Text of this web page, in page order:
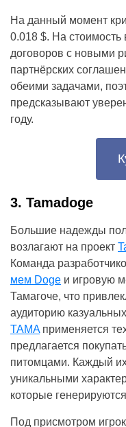
На данный момент
0.018 $. На
договоров с новыми
партнёрских
обеими задачами,
предсказывают
году.
3. Tamadoge
Большие надежды
возлагают на проект
Команда
мем Doge и игровую
Тамагоче, что
аудиторию
TAMAприменяется
предлагается
питомцами. Каждый
уникальными
которые
Под присмотром